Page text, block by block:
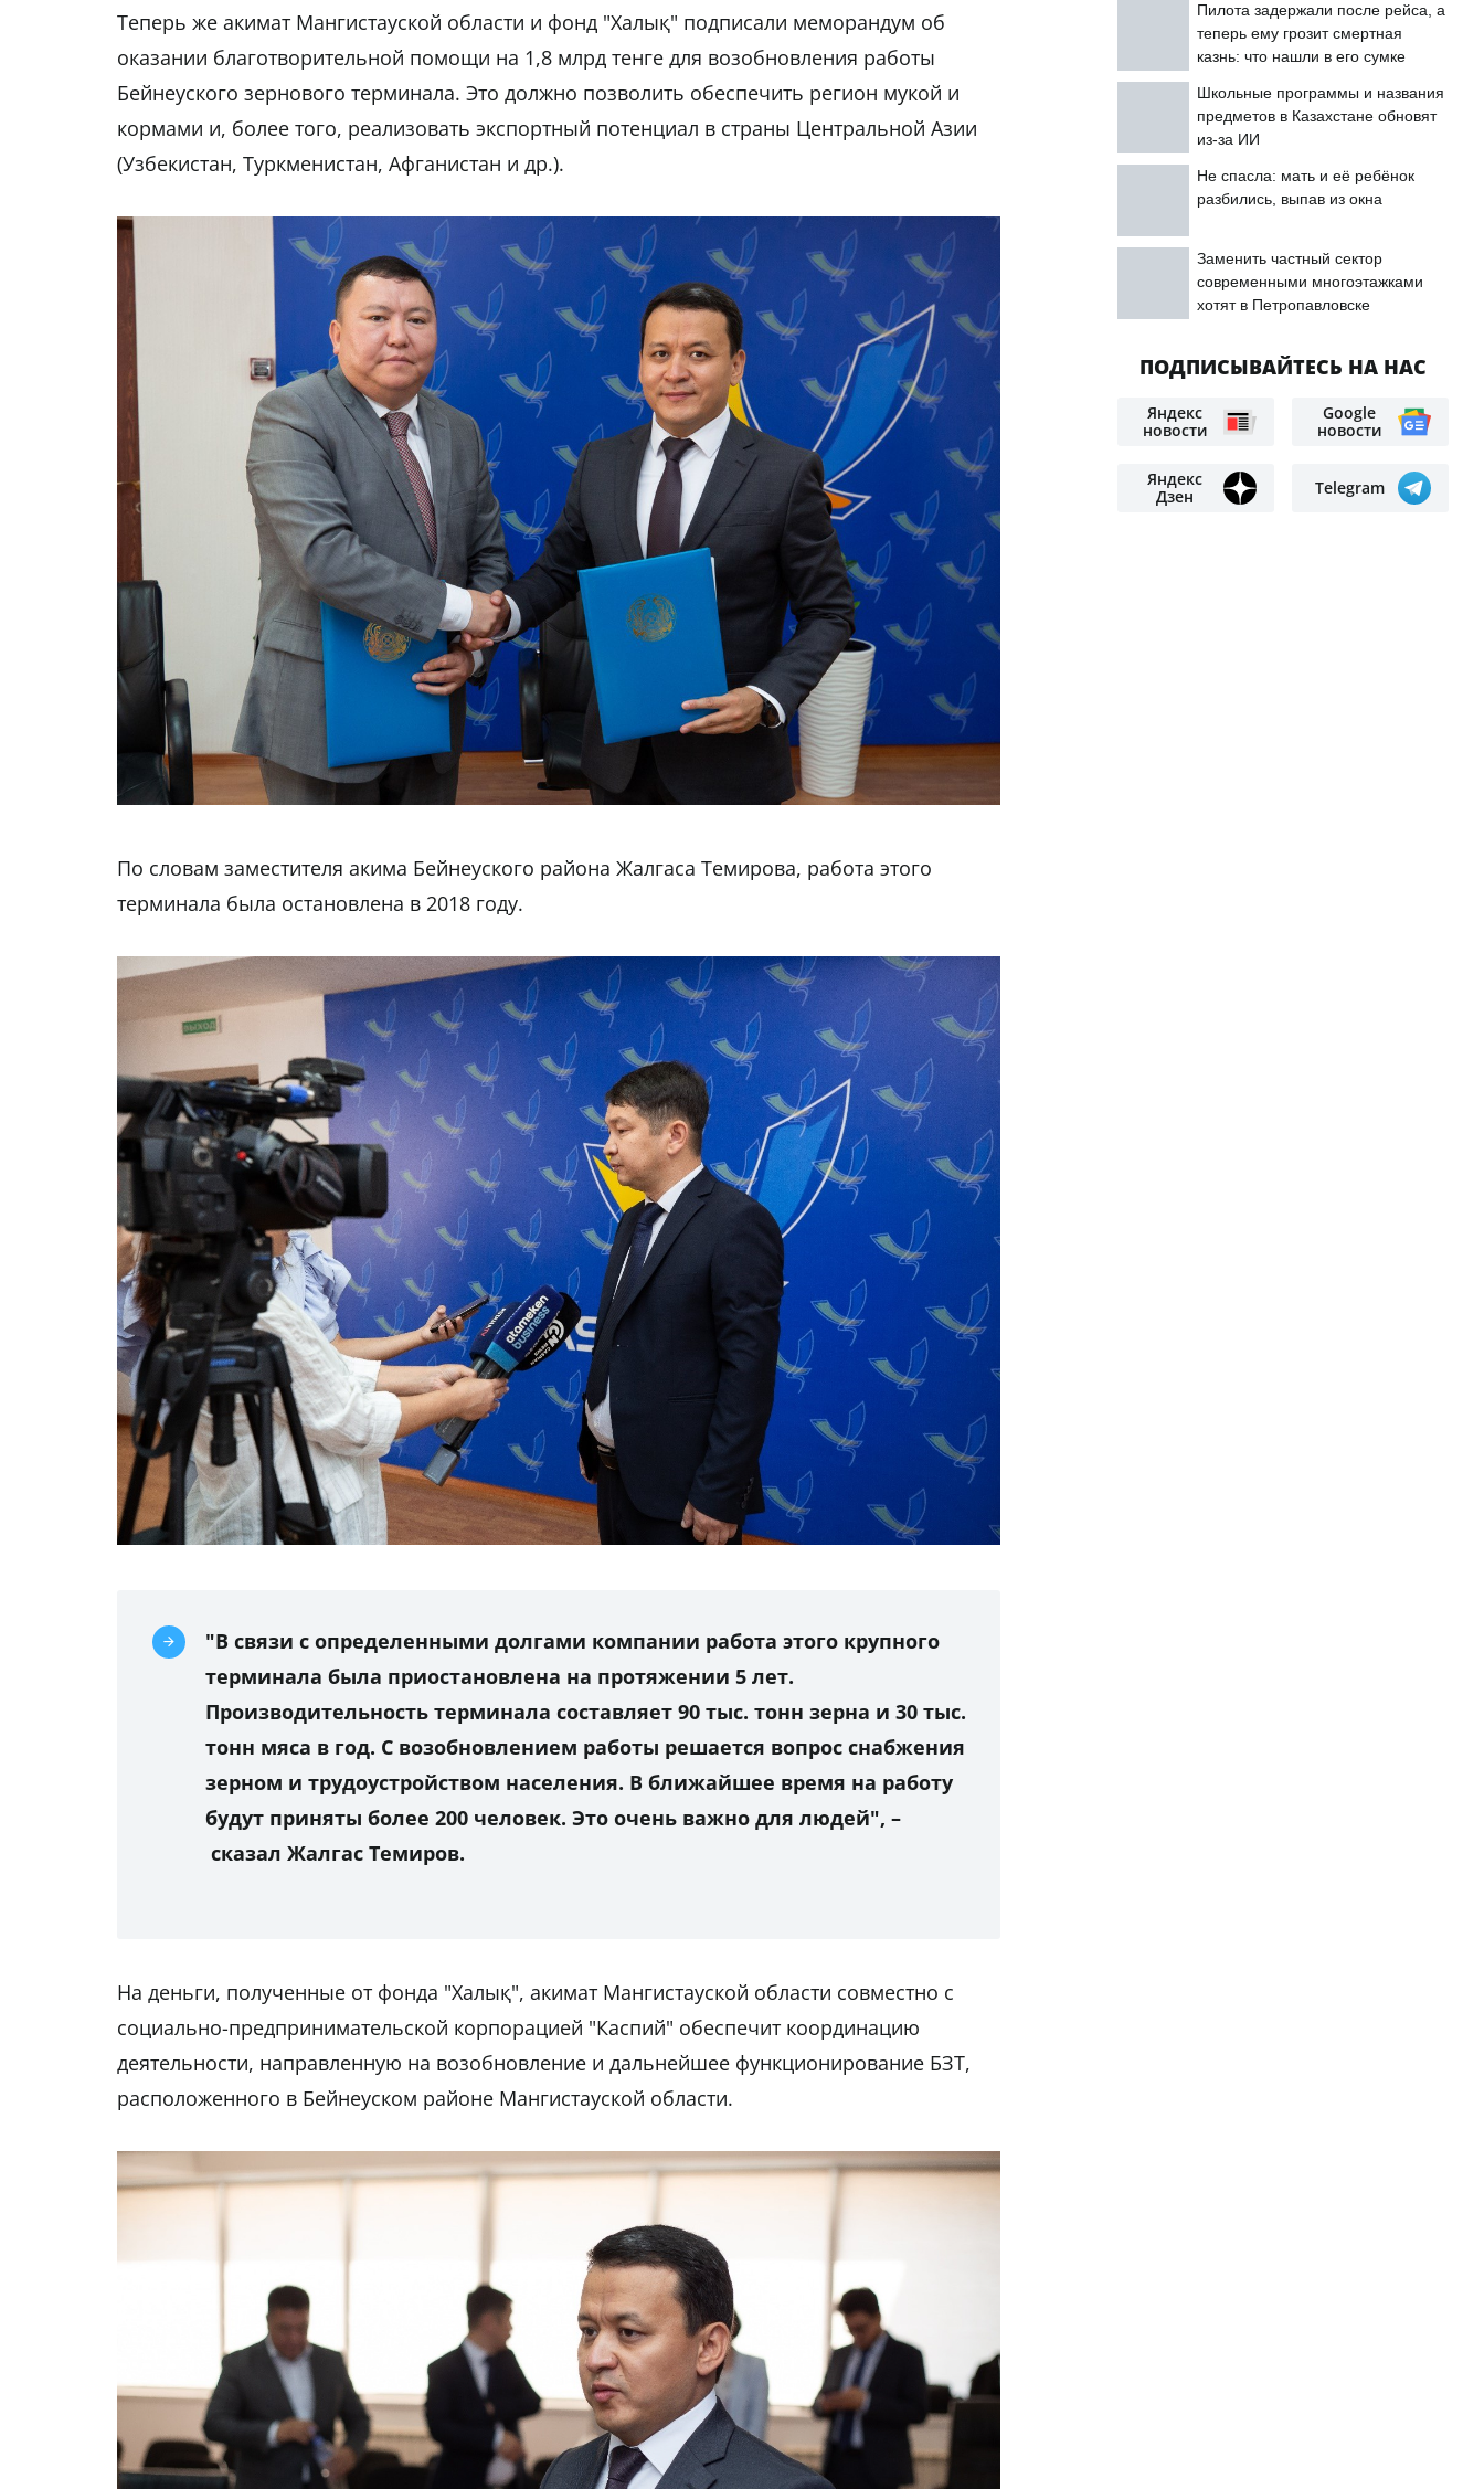
Теперь же акимат Мангистауской области и фонд "Халық" подписали меморандум об
оказании благотворительной помощи на 1,8 млрд тенге для возобновления работы
Бейнеуского зернового терминала. Это должно позволить обеспечить регион мукой и
кормами и, более того, реализовать экспортный потенциал в страны Центральной Азии
(Узбекистан, Туркменистан, Афганистан и др.).
По словам заместителя акима Бейнеуского района Жалгаса Темирова, работа этого
терминала была остановлена в 2018 году.
"В связи с определенными долгами компании работа этого крупного
терминала была приостановлена на протяжении 5 лет.
Производительность терминала составляет 90 тыс. тонн зерна и 30 тыс.
тонн мяса в год. С возобновлением работы решается вопрос снабжения
зерном и трудоустройством населения. В ближайшее время на работу
будут приняты более 200 человек. Это очень важно для людей", –
сказал Жалгас Темиров.
На деньги, полученные от фонда "Халық", акимат Мангистауской области совместно с
социально-предпринимательской корпорацией "Каспий" обеспечит координацию
деятельности, направленную на возобновление и дальнейшее функционирование БЗТ,
расположенного в Бейнеуском районе Мангистауской области.
Пилота задержали после рейса, а
теперь ему грозит смертная
казнь: что нашли в его сумке
Школьные программы и названия
предметов в Казахстане обновят
из-за ИИ
Не спасла: мать и её ребёнок
разбились, выпав из окна
Заменить частный сектор
современными многоэтажками
хотят в Петропавловске
ПОДПИСЫВАЙТЕСЬ НА НАС
Яндекс
новости
Google
новости
Яндекс
Дзен
Telegram